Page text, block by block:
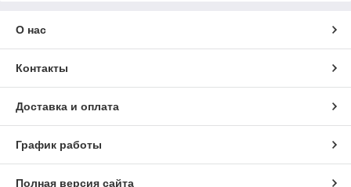
О нас
Контакты
Доставка и оплата
График работы
Полная версия сайта